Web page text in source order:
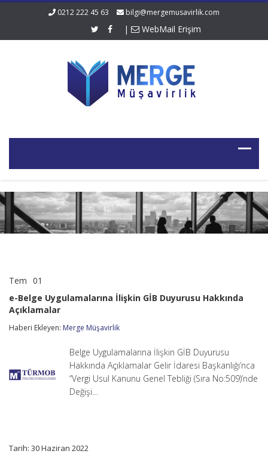
0212 222 45 63 bilgi@mergemusavirlik.com
| WebMail Erişim
Tem 01
Uygulamalarına
İlişkin
Duyurusu
Açıklamalar
e-Belge Uygulamalarına İlişkin GİB Duyurusu Hakkında
Açıklamalar
Haberi Ekleyen: Merge Müşavirlik
Belge Uygulamalarına İlişkin GİB Duyurusu
Hakkında Açıklamalar Gelir İdaresi Başkanlığı’nca
“Vergi Usul Kanunu Genel Tebliği (Sıra No:509)’nde
Değişi…
Tarih: 30 Haziran 2022